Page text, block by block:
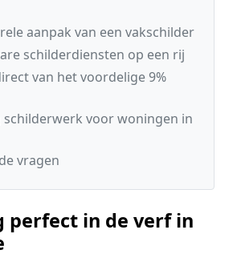
aanpak van een vakschilder
schilderdiensten op een rij
van het voordelige 9%
schilderwerk voor woningen in
vragen
perfect in de verf in